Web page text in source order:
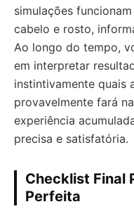
simulações
cabelo e rosto,
Ao longo do tempo,
em interpretar
instintivamente quais
provavelmente fará
experiência
precisa e satisfatória.
Checklist Final
Perfeita